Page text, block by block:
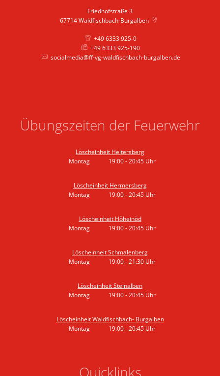
Friedhofstraße 3
67714 Waldfischbach-Burgalben
+49 6333 925-0
+49 6333 925-190
socialmedia@ff-vg-waldfischbach-burgalben.de
Übungszeiten der Feuerwehr
Löscheinheit Heltersberg
Montag
19:00-20:45 Uhr
Löscheinheit Hermersberg
Montag
19:00-20:45 Uhr
Löscheinheit Höheinöd
Montag
19:00-20:45 Uhr
Löscheinheit Schmalenberg
Montag
19:00-21:30 Uhr
Löscheinheit Steinalben
Montag
19:00-20:45 Uhr
Löscheinheit Waldfischbach- Burgalben
Montag
19:00-20:45 Uhr
Quicklinks